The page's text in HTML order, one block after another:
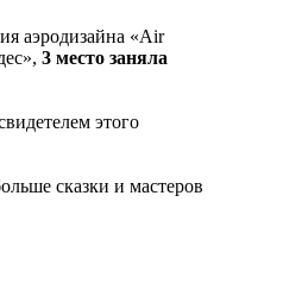
аэродизайна «Air
3 место заняла
этого
сказки и мастеров